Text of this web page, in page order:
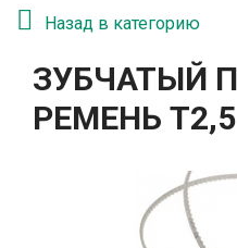
Назад в категорию
ЗУБЧАТЫЙ
РЕМЕНЬ